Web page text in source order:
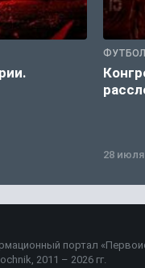
ФУТБОЛ
28 июля
портал
2011 – 2026 гг.